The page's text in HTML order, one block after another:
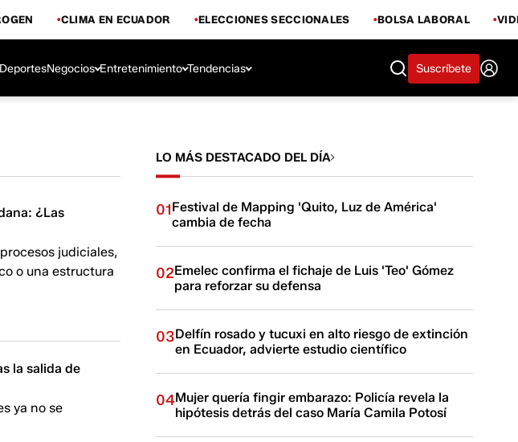
CLIMA EN ECUADOR ELECCIONES SECCIONALES BOLSA LABORAL
DeportesNegocios Entretenimiento Tendencias Suscríbete
¿Las
judiciales,
o una estructura
la salida de
ya no se
LO MÁS DESTACADO DEL DÍA
01Festival de Mapping 'Quito, Luz de América'
cambia de fecha
02Emelec confirma el fichaje de Luis 'Teo' Gómez
para reforzar su defensa
03Delfín rosado y tucuxi en alto riesgo de extinción
en Ecuador, advierte estudio científico
04Mujer quería fingir embarazo: Policía revela la
hipótesis detrás del caso María Camila Potosí